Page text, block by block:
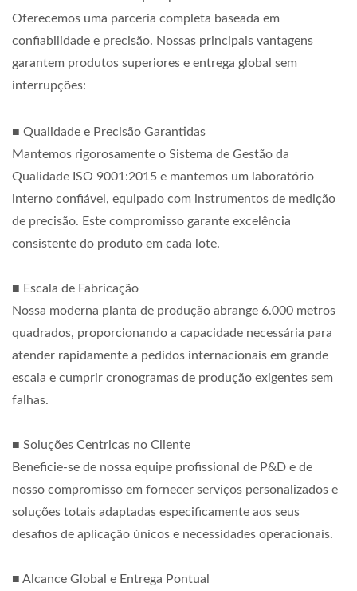
Oferecemos uma parceria completa baseada em
confiabilidade e precisão. Nossas principais vantagens
garantem produtos superiores e entrega global sem
interrupções:
■ Qualidade e Precisão Garantidas
Mantemos rigorosamente o Sistema de Gestão da
Qualidade ISO 9001:2015 e mantemos um laboratório
interno confiável, equipado com instrumentos de medição
de precisão. Este compromisso garante excelência
consistente do produto em cada lote.
■ Escala de Fabricação
Nossa moderna planta de produção abrange 6.000 metros
quadrados, proporcionando a capacidade necessária para
atender rapidamente a pedidos internacionais em grande
escala e cumprir cronogramas de produção exigentes sem
falhas.
■ Soluções Centricas no Cliente
Beneficie-se de nossa equipe profissional de P&D e de
nosso compromisso em fornecer serviços personalizados e
soluções totais adaptadas especificamente aos seus
desafios de aplicação únicos e necessidades operacionais.
■ Alcance Global e Entrega Pontual